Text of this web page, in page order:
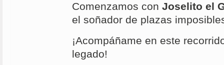
Comenzamos con Joselito el
el soñador de plazas
¡Acompáñame en este
legado!